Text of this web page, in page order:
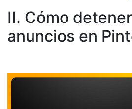
II. Cómo
anuncios en